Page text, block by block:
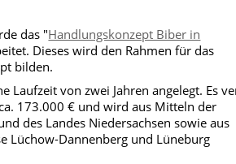
das "Handlungskonzept Biber in
. Dieses wird den Rahmen für das
bilden.
Laufzeit von zwei Jahren angelegt. Es
173.000 € und wird aus Mitteln der
des Landes Niedersachsen sowie aus
Lüchow-Dannenberg und Lüneburg